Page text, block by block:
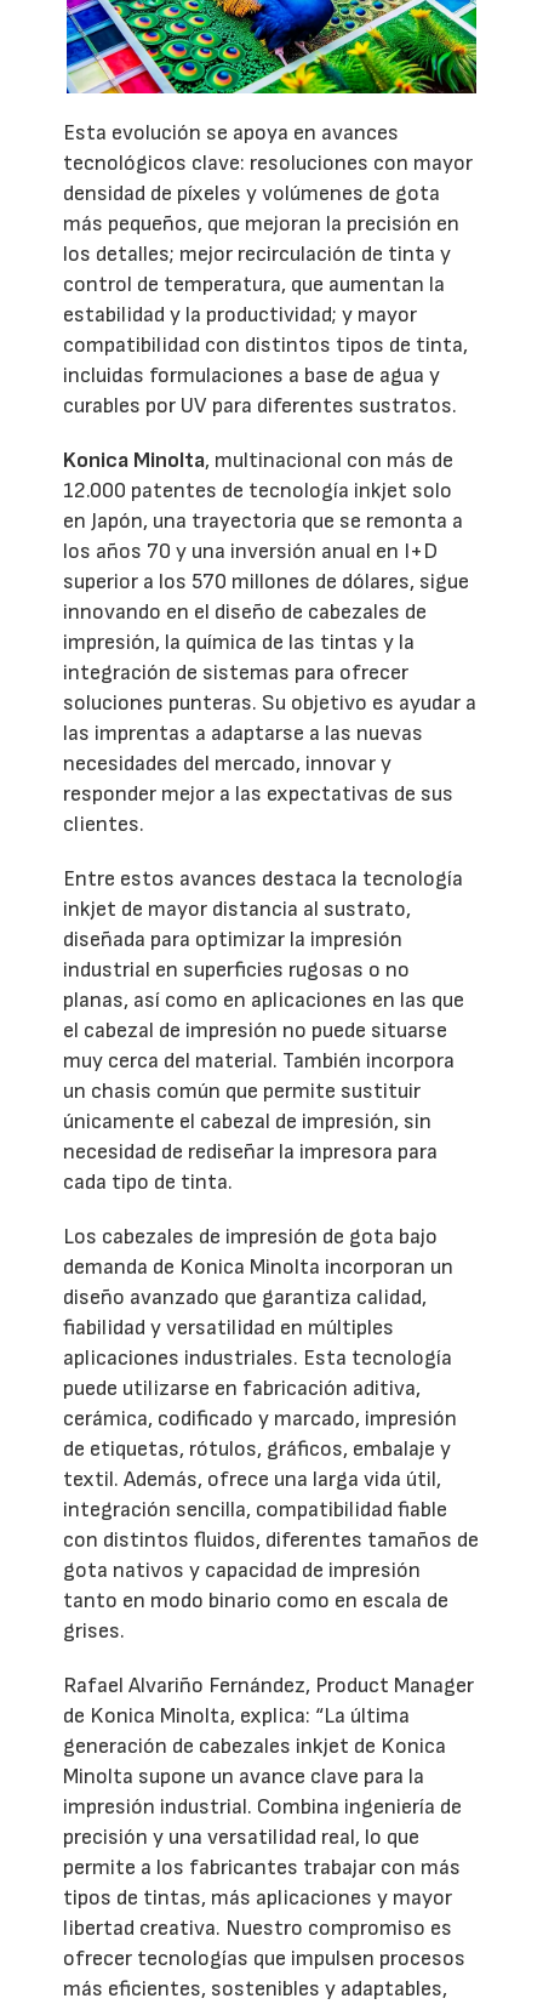
Esta evolución se apoya en avances
tecnológicos clave: resoluciones con mayor
densidad de píxeles y volúmenes de gota
más pequeños, que mejoran la precisión en
los detalles; mejor recirculación de tinta y
control de temperatura, que aumentan la
estabilidad y la productividad; y mayor
compatibilidad con distintos tipos de tinta,
incluidas formulaciones a base de agua y
curables por UV para diferentes sustratos.
Konica Minolta, multinacional con más de
12.000 patentes de tecnología inkjet solo
en Japón, una trayectoria que se remonta a
los años 70 y una inversión anual en I+D
superior a los 570 millones de dólares, sigue
innovando en el diseño de cabezales de
impresión, la química de las tintas y la
integración de sistemas para ofrecer
soluciones punteras. Su objetivo es ayudar a
las imprentas a adaptarse a las nuevas
necesidades del mercado, innovar y
responder mejor a las expectativas de sus
clientes.
Entre estos avances destaca la tecnología
inkjet de mayor distancia al sustrato,
diseñada para optimizar la impresión
industrial en superficies rugosas o no
planas, así como en aplicaciones en las que
el cabezal de impresión no puede situarse
muy cerca del material. También incorpora
un chasis común que permite sustituir
únicamente el cabezal de impresión, sin
necesidad de rediseñar la impresora para
cada tipo de tinta.
Los cabezales de impresión de gota bajo
demanda de Konica Minolta incorporan un
diseño avanzado que garantiza calidad,
fiabilidad y versatilidad en múltiples
aplicaciones industriales. Esta tecnología
puede utilizarse en fabricación aditiva,
cerámica, codificado y marcado, impresión
de etiquetas, rótulos, gráficos, embalaje y
textil. Además, ofrece una larga vida útil,
integración sencilla, compatibilidad fiable
con distintos fluidos, diferentes tamaños de
gota nativos y capacidad de impresión
tanto en modo binario como en escala de
grises.
Rafael Alvariño Fernández, Product Manager
de Konica Minolta, explica: “La última
generación de cabezales inkjet de Konica
Minolta supone un avance clave para la
impresión industrial. Combina ingeniería de
precisión y una versatilidad real, lo que
permite a los fabricantes trabajar con más
tipos de tintas, más aplicaciones y mayor
libertad creativa. Nuestro compromiso es
ofrecer tecnologías que impulsen procesos
más eficientes, sostenibles y adaptables,